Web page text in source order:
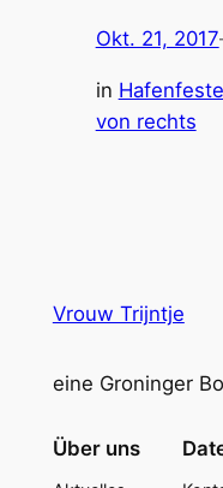
Okt. 21, 2017
in Hafenfeste
von rechts
Vrouw Trijntje
eine Groninger
Über uns